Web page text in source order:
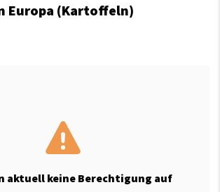
Europa (Kartoffeln)
aktuell keine Berechtigung auf